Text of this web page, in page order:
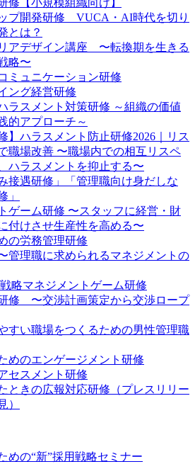
プ開発研修 VUCA・AI時代を切り
とは？
アデザイン講座 〜転換期を生きる
略〜
ミュニケーション研修
ング経営研修
ラスメント対策研修 ～組織の価値
的アプローチ～
】ハラスメント防止研修2026｜リス
職場改善 〜職場内での相互リスペ
ハラスメントを抑止する〜
接遇研修」「管理職向け身だしな
」
ゲーム研修 〜スタッフに経営・財
付けさせ生産性を高める〜
の労務管理研修
管理職に求められるマネジメントの
略マネジメントゲーム研修
修 〜交渉計画策定から交渉ロープ
すい職場をつくるための男性管理職
めのエンゲージメント研修
セスメント研修
ときの広報対応研修（プレスリリー
）
めの“新”採用戦略セミナー